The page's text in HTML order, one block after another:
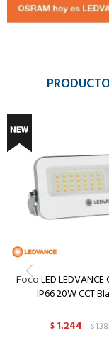
Foco LED
IP66 20W CCT
$1.244 $